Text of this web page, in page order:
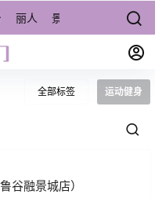
丽人 景点/周边游 宠物
全部标签 运动健身
谷融景城店）